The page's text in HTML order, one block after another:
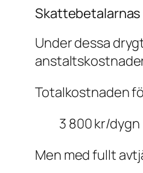
Skattebetalarnas
Under dessa
Totalkostnaden
3 800 kr/dygn
Men med fullt